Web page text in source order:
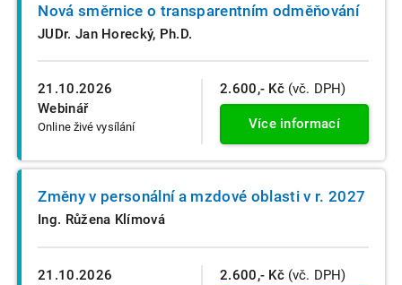
21.10.2026
Webinář
Online živé vysílání
Nová směrnice o transparentním odměňování
JUDr. Jan Horecký, Ph.D.
2.600,- Kč (vč. DPH)
Více informací
21.10.2026
Změny v personální a mzdové oblasti v r. 2027
Ing. Růžena Klímová
2.600,- Kč (vč. DPH)